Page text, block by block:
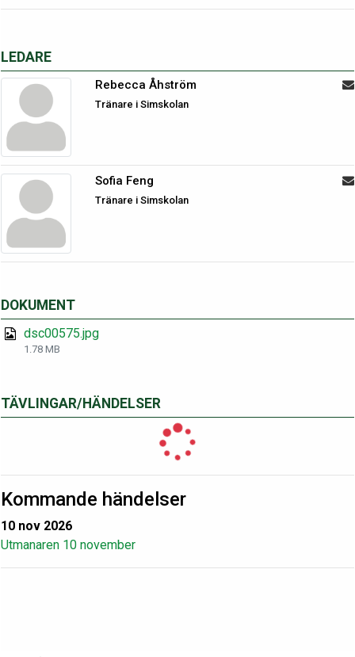
LEDARE
Rebecca Åhström
Tränare i Simskolan
Sofia Feng
Tränare i Simskolan
DOKUMENT
dsc00575.jpg
1.78 MB
TÄVLINGAR/HÄNDELSER
Kommande händelser
10 nov 2026
Utmanaren 10 november